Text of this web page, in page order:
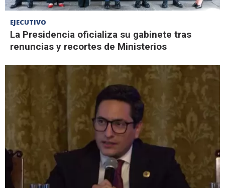
EJECUTIVO
La Presidencia oficializa su gabinete tras
renuncias y recortes de Ministerios